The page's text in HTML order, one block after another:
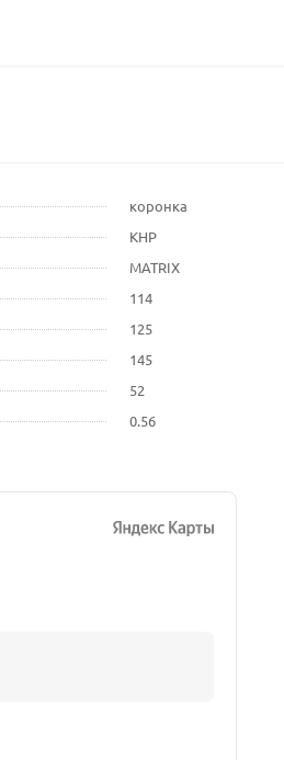
коронка
КНР
MATRIX
114
125
145
52
0.56